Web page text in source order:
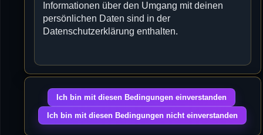
Informationen über den Umgang mit deinen
persönlichen Daten sind in der
Datenschutzerklärung enthalten.